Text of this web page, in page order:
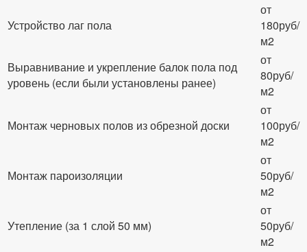
Устройство лаг пола
от
180руб/
м2
Выравнивание и укрепление балок пола под
уровень (если были установлены ранее)
от
80руб/
м2
Монтаж черновых полов из обрезной доски
от
100руб/
м2
Монтаж пароизоляции
от
50руб/
м2
Утепление (за 1 слой 50 мм)
от
50руб/
м2